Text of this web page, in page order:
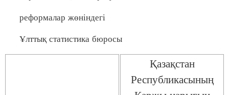
реформалар жөніндегі
Ұлттық статистика бюросы
Қазақстан
Республикасының